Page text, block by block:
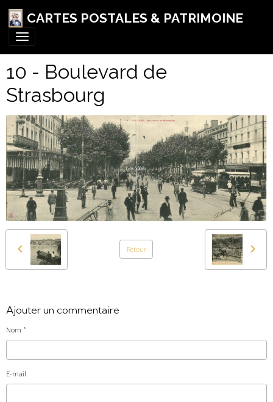
CARTES POSTALES & PATRIMOINE
10 - Boulevard de
Strasbourg
Retour
Ajouter un commentaire
Nom
E-mail